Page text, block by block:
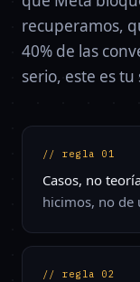
recuperamos,
40% de las
serio, este es tu
// regla 01
Casos, no
hicimos, no de
// regla 02